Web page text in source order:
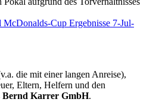
Cup Ergebnisse 7-Jul-
die mit einer langen Anreise),
Eltern, Helfern und den
Bernd Karrer GmbH.